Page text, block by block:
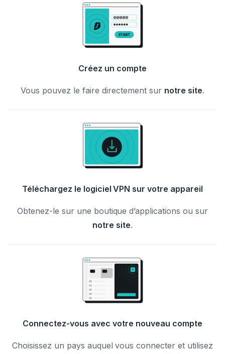
Créez un compte
Vous pouvez le faire directement sur notre site.
Téléchargez le logiciel VPN sur votre appareil
Obtenez-le sur une boutique d’applications ou sur
notre site.
Connectez-vous avec votre nouveau compte
Choisissez un pays auquel vous connecter et utilisez